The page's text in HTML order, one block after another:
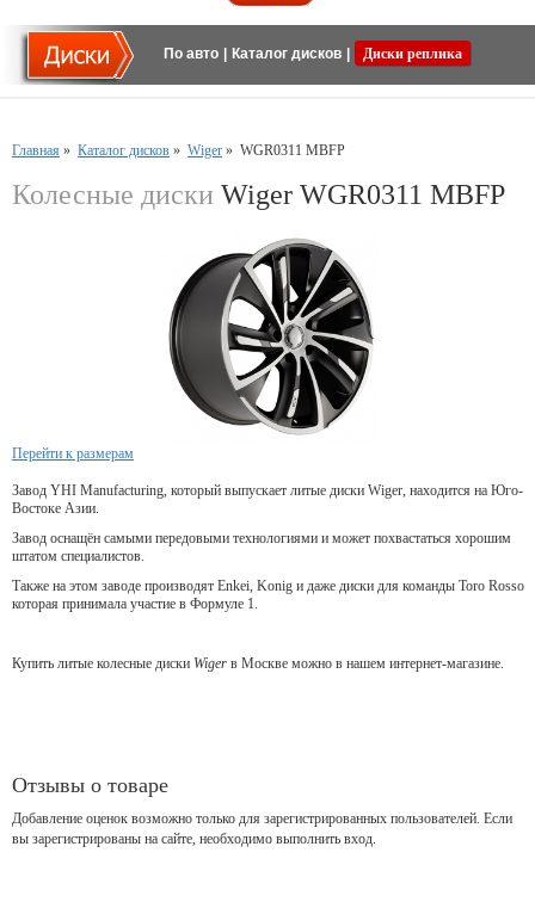
По авто Каталог дисков Диски реплика
Главная » Каталог дисков » Wiger » WGR0311 MBFP
Колесные диски Wiger WGR0311 MBFP
Перейти к размерам
Завод YHI Manufacturing, который выпускает литые диски Wiger, находится на Юго-
Востоке Азии.
Завод оснащён самыми передовыми технологиями и может похвастаться хорошим
штатом специалистов.
Также на этом заводе производят Enkei, Konig и даже диски для команды Toro Rosso
которая принимала участие в Формуле 1.
Купить литые колесные диски Wiger в Москве можно в нашем интернет-магазине.
Отзывы о товаре
Добавление оценок возможно только для зарегистрированных пользователей. Если
вы зарегистрированы на сайте, необходимо выполнить вход.